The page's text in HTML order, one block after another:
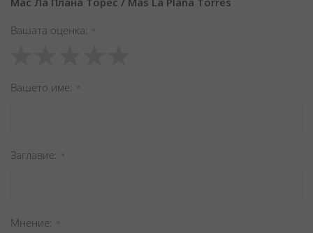
Вашата оценка
star
stars
stars
stars
stars
Вашето име
Заглавиe
Мнение